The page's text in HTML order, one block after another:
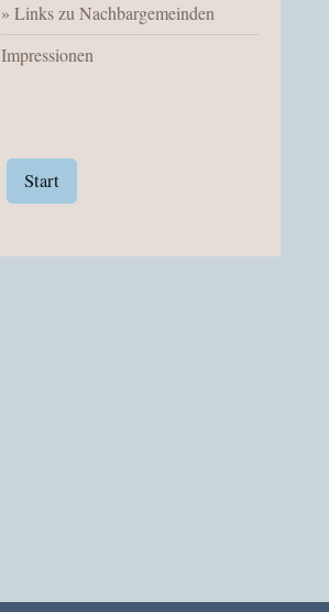
Links zu Nachbargemeinden
Impressionen
Start